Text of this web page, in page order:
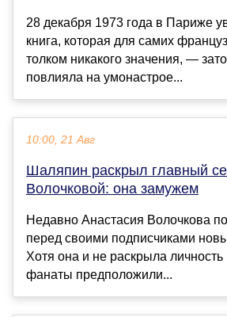
28 декабря 1973 года в Париже
книга, которая для самих
толком никакого значения, —
повлияла на умонастрое...
10:00, 21 Авг
Шаляпин раскрыл главный
Волочковой: она замужем
Недавно Анастасия Волочкова
перед своими подписчиками
Хотя она и не раскрыла личность
фанаты предположили...